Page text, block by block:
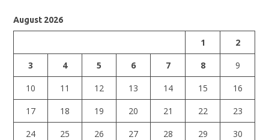
August 2026
1
2
3
4 5 6 7 8
9
10
11 12 13 14 15
16
17
18 19 20 21 22
23
24
25 26 27 28 29
30